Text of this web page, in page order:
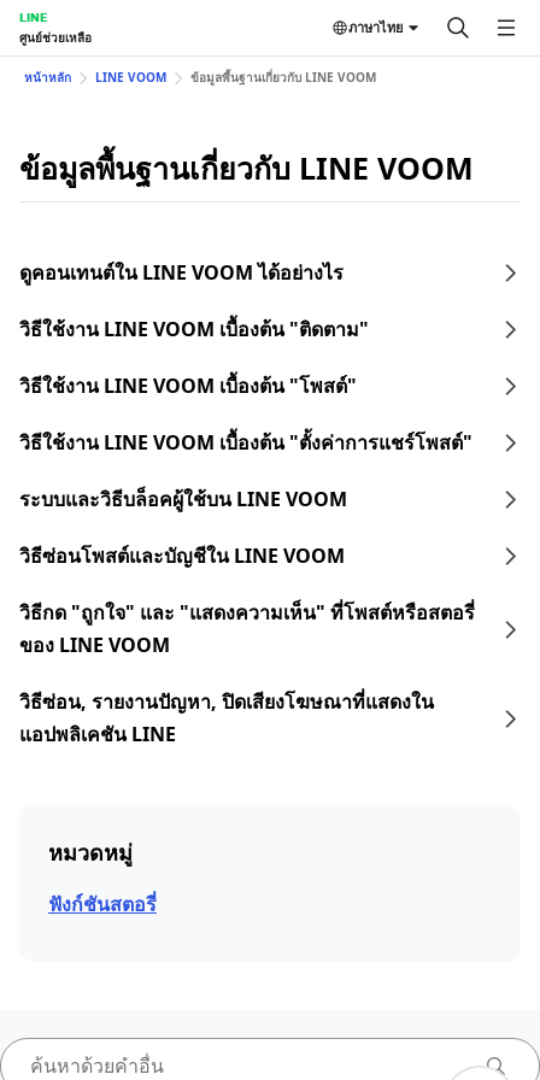
LINE
ศูนย์ช่วยเหลือ
ภาษาไทย
หน้าหลัก LINE VOOM ข้อมูลพื้นฐานเกี่ยวกับ LINE VOOM
ข้อมูลพื้นฐานเกี่ยวกับ LINE VOOM
ดูคอนเทนต์ใน LINE VOOM ได้อย่างไร
วิธีใช้งาน LINE VOOM เบื้องต้น "ติดตาม"
วิธีใช้งาน LINE VOOM เบื้องต้น "โพสต์"
วิธีใช้งาน LINE VOOM เบื้องต้น "ตั้งค่าการแชร์โพสต์"
ระบบและวิธีบล็อคผู้ใช้บน LINE VOOM
วิธีซ่อนโพสต์และบัญชีใน LINE VOOM
วิธีกด "ถูกใจ" และ "แสดงความเห็น" ที่โพสต์หรือสตอรี่
ของ LINE VOOM
วิธีซ่อน, รายงานปัญหา, ปิดเสียงโฆษณาที่แสดงใน
แอปพลิเคชัน LINE
หมวดหมู่
ฟังก์ชันสตอรี่